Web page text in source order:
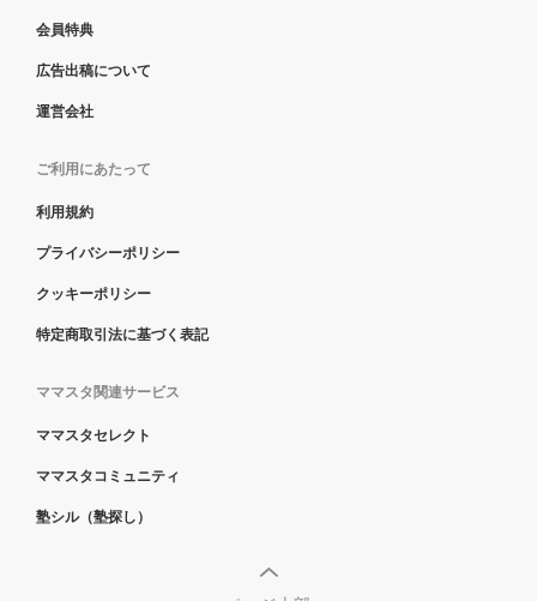
会員特典
広告出稿について
運営会社
ご利用にあたって
利用規約
プライバシーポリシー
クッキーポリシー
特定商取引法に基づく表記
ママスタ関連サービス
ママスタセレクト
ママスタコミュニティ
塾シル（塾探し）